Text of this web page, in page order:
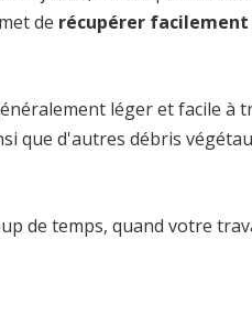
de récupérer
léger et facile à
que d'autres débris
de temps, quand votre